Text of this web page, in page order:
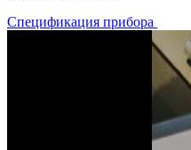
Спецификация прибора